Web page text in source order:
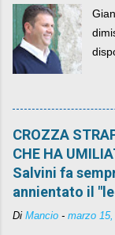
CROZZA
CHE HA
Salvini fa
annientato il
Di Mancio - marzo